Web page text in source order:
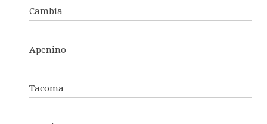
Cambia
Apenino
Tacoma